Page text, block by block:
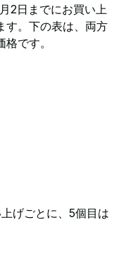
2日までにお買い上
す。下の表は、両方
です。
げごとに、5個目は